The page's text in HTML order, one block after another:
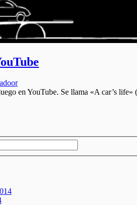
en YouTube. Se llama «A car’s